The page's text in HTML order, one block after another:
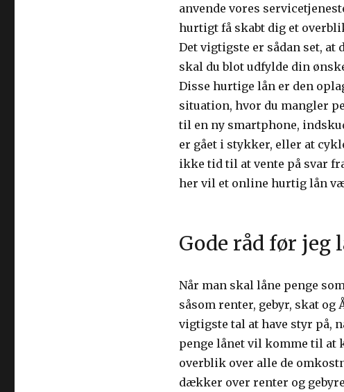
anvende vores
hurtigt få skabt dig et
Det vigtigste er sådan set, at
skal du blot udfylde din
Disse hurtige lån er den
situation, hvor du mangler
til en ny smartphone,
er gået i stykker, eller at
ikke tid til at vente på svar
her vil et online hurtig lån
Gode råd før jeg
Når man skal låne penge
såsom renter, gebyr, skat
vigtigste tal at have styr på,
penge lånet vil komme til at
overblik over alle de
dækker over renter og